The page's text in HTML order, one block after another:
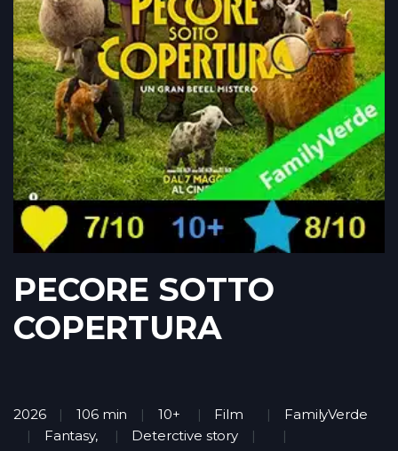
PECORE SOTTO
COPERTURA
2026 106 min 10+ Film
FamilyVerde
Fantasy, Deterctive story